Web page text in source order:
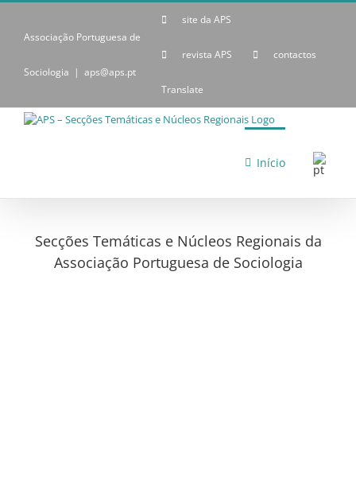
Skip
contentAssociação Portuguesa de
Sociologia | aps@aps.pt
site da APS
revista APS contactos
Translate
Início
Secções Temáticas e Núcleos Regionais da
Associação Portuguesa de Sociologia